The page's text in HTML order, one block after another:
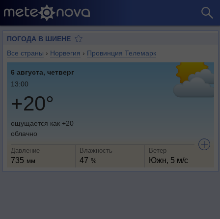
ПОГОДА В ШИЕНЕ
Все страны › Норвегия › Провинция Телемарк
6 августа, четверг
13:00
+20°
ощущается как +20
облачно
Давление
735 мм
Влажность
47 %
Ветер
Южн, 5 м/с